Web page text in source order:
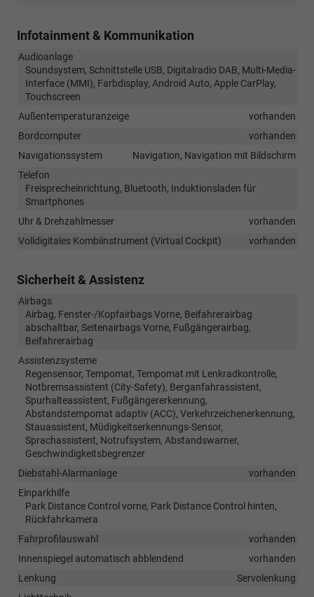
Infotainment & Kommunikation
Audioanlage
Soundsystem, Schnittstelle USB, Digitalradio DAB, Multi-Media-
Interface (MMI), Farbdisplay, Android Auto, Apple CarPlay,
Touchscreen
Außentemperaturanzeige
vorhanden
Bordcomputer
vorhanden
Navigationssystem
Navigation, Navigation mit Bildschirm
Telefon
Freisprecheinrichtung, Bluetooth, Induktionsladen für
Smartphones
Uhr & Drehzahlmesser
vorhanden
Volldigitales Kombiinstrument (Virtual Cockpit)
vorhanden
Sicherheit & Assistenz
Airbags
Airbag, Fenster-/Kopfairbags Vorne, Beifahrerairbag
abschaltbar, Seitenairbags Vorne, Fußgängerairbag,
Beifahrerairbag
Assistenzsysteme
Regensensor, Tempomat, Tempomat mit Lenkradkontrolle,
Notbremsassistent (City-Safety), Berganfahrassistent,
Spurhalteassistent, Fußgängererkennung,
Abstandstempomat adaptiv (ACC), Verkehrzeichenerkennung,
Stauassistent, Müdigkeitserkennungs-Sensor,
Sprachassistent, Notrufsystem, Abstandswarner,
Geschwindigkeitsbegrenzer
Diebstahl-Alarmanlage
vorhanden
Einparkhilfe
Park Distance Control vorne, Park Distance Control hinten,
Rückfahrkamera
Fahrprofilauswahl
vorhanden
Innenspiegel automatisch abblendend
vorhanden
Lenkung
Servolenkung